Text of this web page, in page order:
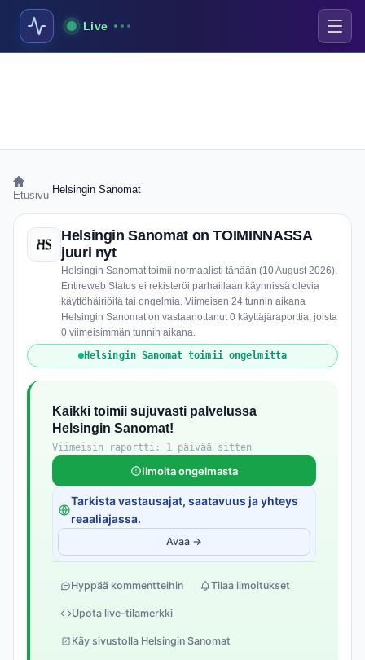
Live
Etusivu Helsingin Sanomat
Helsingin Sanomat on TOIMINNASSA
juuri nyt
Helsingin Sanomat toimii normaalisti tänään (10 August 2026).
Entireweb Status ei rekisteröi parhaillaan käynnissä olevia
käyttöhäiriöitä tai ongelmia. Viimeisen 24 tunnin aikana
Helsingin Sanomat on vastaanottanut 0 käyttäjäraporttia, joista
0 viimeisimmän tunnin aikana.
Helsingin Sanomat toimii ongelmitta
Kaikki toimii sujuvasti palvelussa
Helsingin Sanomat!
Viimeisin raportti: 1 päivää sitten
Ilmoita ongelmasta
Tarkista vastausajat, saatavuus ja yhteys
reaaliajassa.
Avaa →
Hyppää kommentteihin Tilaa ilmoitukset
Upota live-tilamerkki
Käy sivustolla Helsingin Sanomat